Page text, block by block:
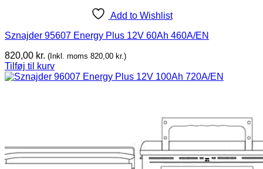
Add to Wishlist
Sznajder 95607 Energy Plus 12V 60Ah 460A/EN
820,00 kr. (Inkl. moms 820,00 kr.)
Tilføj til kurv